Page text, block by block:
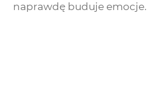
naprawdę buduje emocje.